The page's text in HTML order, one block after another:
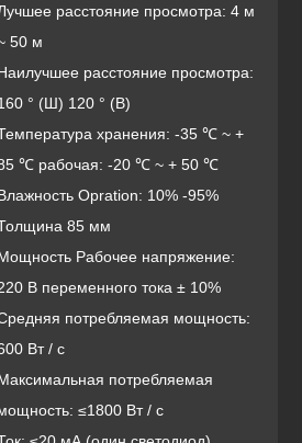
расстояние просмотра: 4 м
50 м
расстояние просмотра:
° (Ш) 120 ° (В)
хранения: -35 ℃ ~ +
℃ рабочая: -20 ℃ ~ + 50 ℃
Opration: 10% -95%
85 мм
Рабочее напряжение:
В переменного тока ± 10%
потребляемая мощность:
Вт / с
потребляемая
≤1800 Вт / с